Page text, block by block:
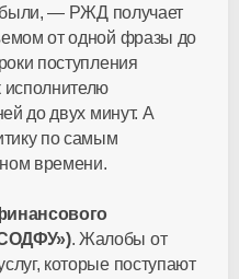
— РЖД получает
от одной фразы до
поступления
до двух минут. А
по самым
времени.
. Жалобы от
которые поступают